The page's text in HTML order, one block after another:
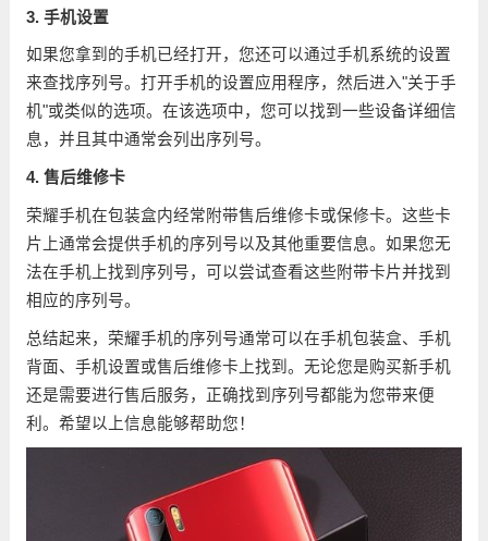
3. 手机设置
如果您拿到的手机已经打开，您还可以通过手机系统的设置
来查找序列号。打开手机的设置应用程序，然后进入"关于手
机"或类似的选项。在该选项中，您可以找到一些设备详细信
息，并且其中通常会列出序列号。
4. 售后维修卡
荣耀手机在包装盒内经常附带售后维修卡或保修卡。这些卡
片上通常会提供手机的序列号以及其他重要信息。如果您无
法在手机上找到序列号，可以尝试查看这些附带卡片并找到
相应的序列号。
总结起来，荣耀手机的序列号通常可以在手机包装盒、手机
背面、手机设置或售后维修卡上找到。无论您是购买新手机
还是需要进行售后服务，正确找到序列号都能为您带来便
利。希望以上信息能够帮助您！